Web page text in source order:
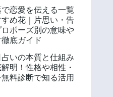
恋愛を伝える一覧
すめ花｜片思い・告
ロポーズ別の意味や
底ガイド
いの本質と仕組み
明！性格や相性・
料診断で知る活用